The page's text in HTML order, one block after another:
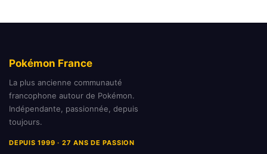
Pokémon France
La plus ancienne communauté
francophone autour de Pokémon.
Indépendante, passionnée, depuis
toujours.
DEPUIS 1999 · 27 ANS DE PASSION